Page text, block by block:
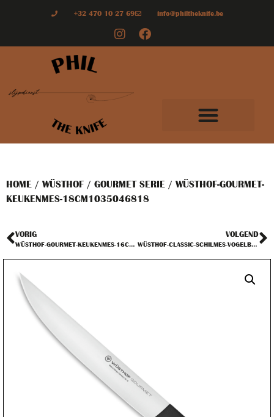
+32 470 10 27 69 info@philtheknife.be
HOME / WÜSTHOF / GOURMET SERIE / WÜSTHOF-GOURMET-
KEUKENMES-18CM1035046818
VORIG
WÜSTHOF-GOURMET-KEUKENMES-16CM-1035046816
VOLGEND
WÜSTHOF-CLASSIC-SCHILMES-VOGELBEK-7CM-1030102207